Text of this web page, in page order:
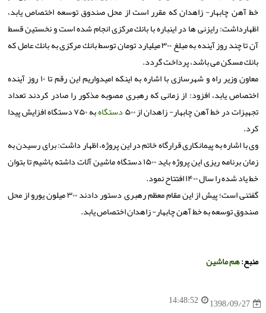
خط آهن چابهار- زاهدان كه مقرر است از محل صندوق توسعه اختصاص یابد،
اظهارداشت: رایزنی ها در اینباره با بانك مركزی انجام شده است و نخستین قسط
آن تا چند روز آینده به مبلغ ۳۰۰ میلیارد تومان توسط بانك مركزی به بانك عامل كه
بانك مسكن می باشد، پرداخت گردد.
معاون وزیر راه و شهرسازی با اشاره به اینكه امیدواریم این رقم تا ۱۰ روز آینده
اختصاص یابد، افزود: از زمانی كه رهبری مصوبه مذكور را صادر كردند تعداد
تجهیزات در خط آهن چابهار- زاهدان از ۵۰۰
دستگاه
به ۷۵۰ دستگاه افزایش پیدا
كرد.
وی با اشاره به پیمانكاری قرارگاه خاتم در این پروژه، اظهار داشت: برای رسیدن به
زمان برنامه ریزی این پروژه باید ۱۵۰۰ دستگاه ماشین آلات داشته باشیم تا بتوان
خط یاد شده را سال ۱۴۰۰ افتتاح نمود.
گفتنی است؛ پیش از این مقام معظم رهبری دستور دادند ۳۰۰ میلون یورو از محل
صندوق توسعه به خط آهن چابهار- زاهدان اختصاص یابد.
منبع:هم ماشین
1398/09/27
14:48:52